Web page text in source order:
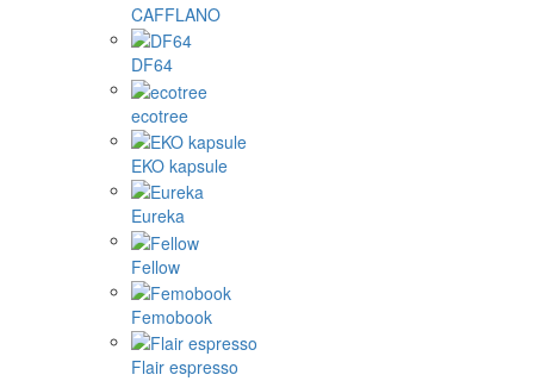
CAFFLANO
DF64
ecotree
EKO kapsule
Eureka
Fellow
Femobook
Flair espresso